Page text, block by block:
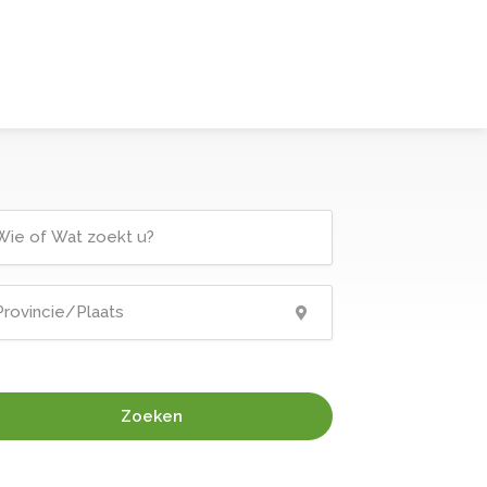
Zoeken